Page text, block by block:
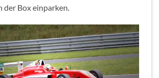
der Box einparken.